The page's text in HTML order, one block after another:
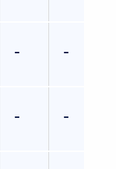
- -
- -